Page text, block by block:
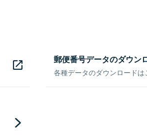
郵便番号データのダウン
各種データのダウンロードは